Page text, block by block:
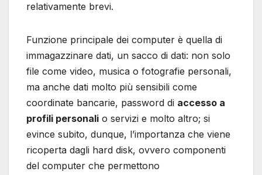
relativamente brevi.
Funzione principale dei computer è quella di
immagazzinare dati, un sacco di dati: non solo
file come video, musica o fotografie personali,
ma anche dati molto più sensibili come
coordinate bancarie, password di accesso a
profili personali o servizi e molto altro; si
evince subito, dunque, l’importanza che viene
ricoperta dagli hard disk, ovvero componenti
del computer che permettono